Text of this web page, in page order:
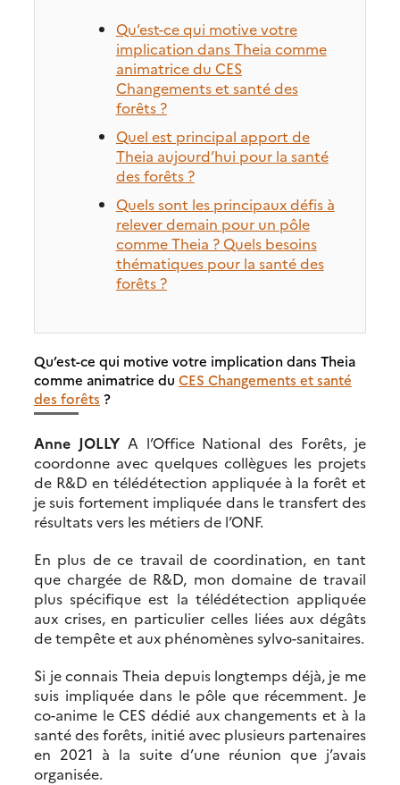
Qu’est-ce qui motive votre
implication dans Theia comme
animatrice du CES
Changements et santé des
forêts ?
Quel est principal apport de
Theia aujourd’hui pour la santé
des forêts ?
Quels sont les principaux défis à
relever demain pour un pôle
comme Theia ? Quels besoins
thématiques pour la santé des
forêts ?
Qu’est-ce qui motive votre implication dans Theia
comme animatrice du CES Changements et santé
des forêts ?
Anne JOLLYA l’Office National des Forêts, je
coordonne avec quelques collègues les projets
de R&D en télédétection appliquée à la forêt et
je suis fortement impliquée dans le transfert des
résultats vers les métiers de l’ONF.
En plus de ce travail de coordination, en tant
que chargée de R&D, mon domaine de travail
plus spécifique est la télédétection appliquée
aux crises, en particulier celles liées aux dégâts
de tempête et aux phénomènes sylvo-sanitaires.
Si je connais Theia depuis longtemps déjà, je me
suis impliquée dans le pôle que récemment. Je
co-anime le CES dédié aux changements et à la
santé des forêts, initié avec plusieurs partenaires
en 2021 à la suite d’une réunion que j’avais
organisée.